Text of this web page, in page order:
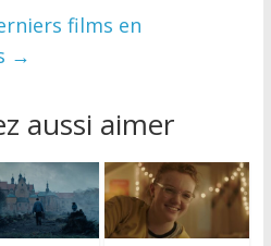
films en
→
aussi aimer